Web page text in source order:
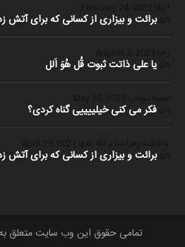
برائت و بیزاری از کسانی که برای
رضا
یا علی ذاتت ثبوت قُل هُوَ اَلل
سمیه موذنی
فکر می کنی خیلییییی گناه کردی؟
یا فاطمه زهرا سلام الله علیها
برائت و بیزاری از کسانی که برای
تمامی حقوق این وب سایت متعلق